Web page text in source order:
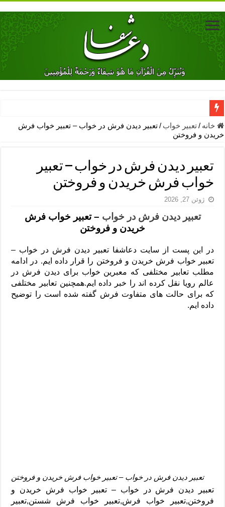
دعای جلب محبت فوری معشوق – دعای جلب محبت شوهر
دعای مشکل گشا برای رفع فقر – ذکرهای روزی‌ بخش
معجزات دعای یا من اظهر الجمیل – دعای یا من اظهر الجمیل برای
مهم ترین اذکار الهی و فضیلت آن ها – ذکر مخصوص مستجاب الدعوه
دعا برای ترس بچه ها در خواب – دعای ترس و بی خوابی کودکان
نماز حاجت برای کار گشایی- دعای رفع مشکلات و طلب حاجت
دعای رفع فقر و طلب رزق و روزی – آیه‌ جلب ثروت و برکت مال
لا حول ولا قوة الا بالله برای چشم زخم – دعای چشم زخم ماشاالله
دعای قوی رفع ترس – دعای مجرب برای آرامش قلب و رفع اضطراب
دعا برای پولدار شدن در یک روز – دعای ثروت حضرت سلیمان
خانه /تعبیر خواب /تعبیر دیدن فرش در خواب – تعبیر خواب فرش
خریدن و فروختن
تعبیر دیدن فرش در خواب – تعبیر
خواب فرش خریدن و فروختن
ژوئن 27, 2026
تعبیر دیدن فرش در خواب – تعبیر خواب فرش
خریدن و فروختن
در این پست از سایت دعاشفا تعبیر دیدن فرش در خواب –
تعبیر خواب فرش خریدن و فروختن را قرار داده ایم. در ادامه
مطلب تعابیر مختلفی که معبرین خواب برای دیدن فرش در
عالم رویا نقل کرده اند را خبر داده ایم.همچنین تعابیر مختلفی
که برای حالت های متفاوت فرش گفته شده است را توضیح
داده ایم.
تعبیر دیدن فرش در خواب – تعبیر خواب فرش خریدن و فروختن
تعبیر دیدن فرش در خواب – تعبیر خواب فرش خریدن و
فروختن,تعبیر خواب فرش,تعبیر خواب فرش شستن,تعبیر